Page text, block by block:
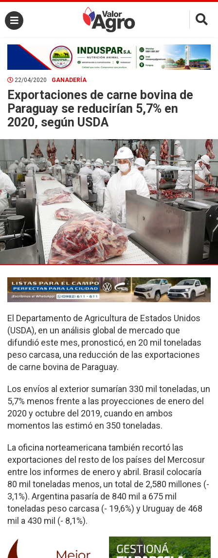
×
22/04/2020 GANADERÍA
Exportaciones de carne bovina de
Paraguay se reducirían 5,7% en
2020, según USDA
El Departamento de Agricultura de Estados Unidos
(USDA), en un análisis global de mercado que
difundió este mes, pronosticó, en 20 mil toneladas
peso carcasa, una reducción de las exportaciones
de carne bovina de Paraguay.
Los envíos al exterior sumarían 330 mil toneladas, un
5,7% menos frente a las proyecciones de enero del
2020 y octubre del 2019, cuando en ambos
momentos las estimó en 350 toneladas.
La oficina norteamericana también recortó las
exportaciones del resto de los países del Mercosur
entre los informes de enero y abril. Brasil colocaría
80 mil toneladas menos, un total de 2,580 millones (-
3,1%). Argentina pasaría de 840 mil a 675 mil
toneladas peso carcasa (- 19,6%) y Uruguay de 468
mil a 430 mil (- 8,1%).